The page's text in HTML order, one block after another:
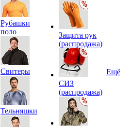
Рубашки
поло
Свитеры
Тельняшки
Защита рук
(распродажа)
СИЗ
(распродажа)
Ещё